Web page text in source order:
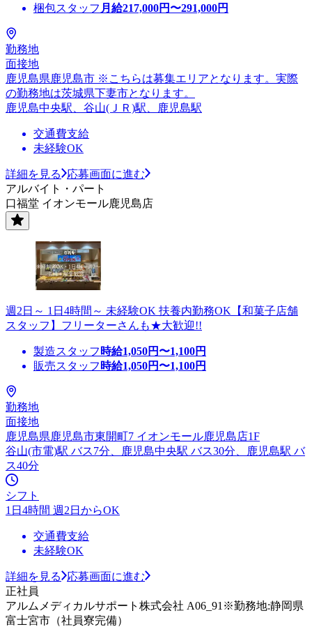
梱包スタッフ 月給217,000円〜291,000円
勤務地
面接地
鹿児島県鹿児島市 ※こちらは募集エリアとなります。実際
の勤務地は茨城県下妻市となります。
鹿児島中央駅、谷山(ＪＲ)駅、鹿児島駅
交通費支給
未経験OK
詳細を見る
応募画面に進む
アルバイト・パート
口福堂 イオンモール鹿児島店
週2日～ 1日4時間～ 未経験OK 扶養内勤務OK【和菓子店舗
スタッフ】フリーターさんも★大歓迎!!
製造スタッフ 時給1,050円〜1,100円
販売スタッフ 時給1,050円〜1,100円
勤務地
面接地
鹿児島県鹿児島市東開町7 イオンモール鹿児島店1F
谷山(市電)駅 バス7分、鹿児島中央駅 バス30分、鹿児島駅 バ
ス40分
シフト
1日4時間 週2日からOK
交通費支給
未経験OK
詳細を見る
応募画面に進む
正社員
アルムメディカルサポート株式会社 A06_91※勤務地:静岡県
富士宮市（社員寮完備）